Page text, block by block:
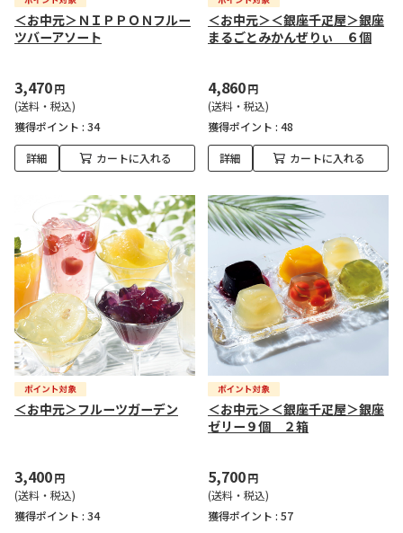
＜お中元＞ＮＩＰＰＯＮフルー
ツバーアソート
3,470円
(送料・税込)
獲得ポイント : 34
詳細 カートに入れる
＜お中元＞＜銀座千疋屋＞銀座
まるごとみかんぜりぃ ６個
4,860円
(送料・税込)
獲得ポイント : 48
詳細 カートに入れる
＜お中元＞フルーツガーデン
3,400円
(送料・税込)
獲得ポイント : 34
＜お中元＞＜銀座千疋屋＞銀座
ゼリー９個 ２箱
5,700円
(送料・税込)
獲得ポイント : 57